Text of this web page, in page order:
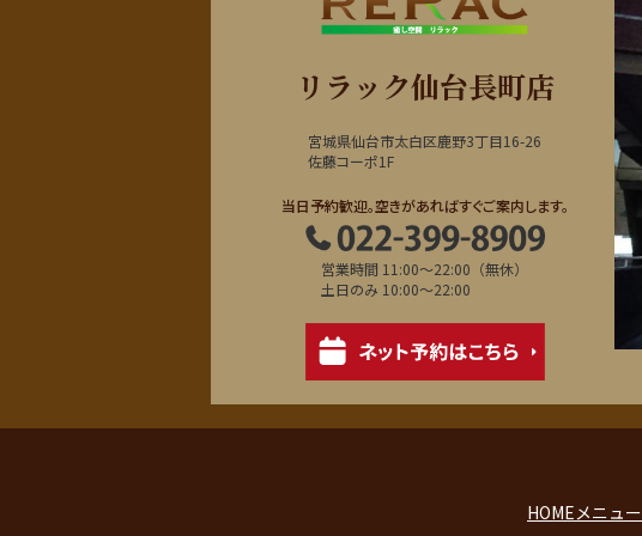
リラック仙台長町店
宮城県仙台市太白区鹿野3丁目16-26
佐藤コーポ1F
当日予約歓迎。空きがあればすぐご案内します。
営業時間 11:00～22:00（無休）
土日のみ 10:00～22:00
HOMEメニュー